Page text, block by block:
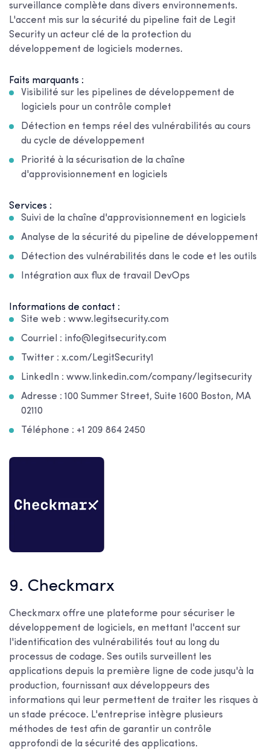
surveillance complète dans divers environnements.
L'accent mis sur la sécurité du pipeline fait de Legit
Security un acteur clé de la protection du
développement de logiciels modernes.
Faits marquants :
Visibilité sur les pipelines de développement de
logiciels pour un contrôle complet
Détection en temps réel des vulnérabilités au cours
du cycle de développement
Priorité à la sécurisation de la chaîne
d'approvisionnement en logiciels
Services :
Suivi de la chaîne d'approvisionnement en logiciels
Analyse de la sécurité du pipeline de développement
Détection des vulnérabilités dans le code et les outils
Intégration aux flux de travail DevOps
Informations de contact :
Site web : www.legitsecurity.com
Courriel : info@legitsecurity.com
Twitter : x.com/LegitSecurity1
LinkedIn : www.linkedin.com/company/legitsecurity
Adresse : 100 Summer Street, Suite 1600 Boston, MA
02110
Téléphone : +1 209 864 2450
9. Checkmarx
Checkmarx offre une plateforme pour sécuriser le
développement de logiciels, en mettant l'accent sur
l'identification des vulnérabilités tout au long du
processus de codage. Ses outils surveillent les
applications depuis la première ligne de code jusqu'à la
production, fournissant aux développeurs des
informations qui leur permettent de traiter les risques à
un stade précoce. L'entreprise intègre plusieurs
méthodes de test afin de garantir un contrôle
approfondi de la sécurité des applications.